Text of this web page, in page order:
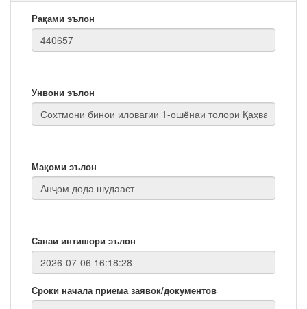
Рақами эълон
Унвони эълон
Мақоми эълон
Санаи интишори эълон
Сроки начала приема заявок/документов